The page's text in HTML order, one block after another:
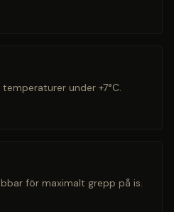
under +7°C.
för maximalt grepp på is.